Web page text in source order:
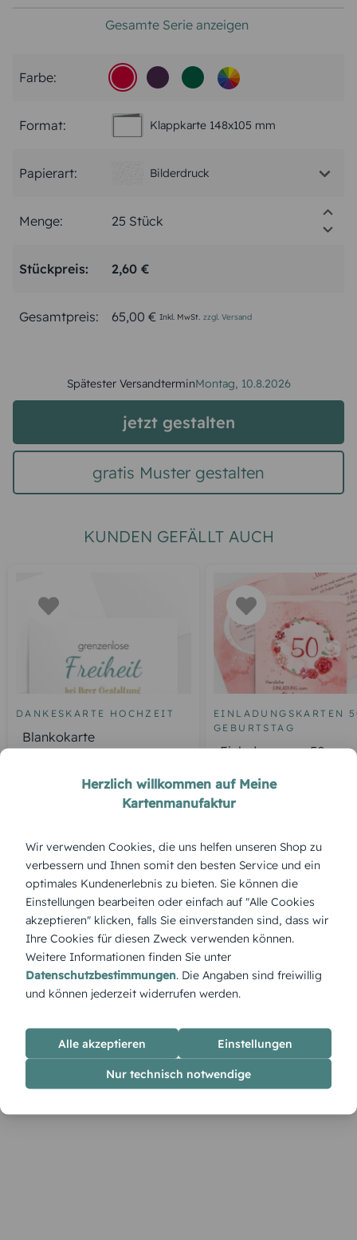
Gesamte Serie anzeigen
Farbe:
Format: Klappkarte 148x105 mm
Papierart: Bilderdruck
Menge:
Stückpreis: 2,60 €
Gesamtpreis: 65,00 € Inkl. MwSt. zzgl. Versand
Spätester VersandterminMontag, 10.8.2026
jetzt gestalten
gratis Muster gestalten
KUNDEN GEFÄLLT AUCH
DANKESKARTE HOCHZEIT
Blankokarte
EINLADUNGSKARTEN
GEBURTSTAG
Einladung zum 50.
ÜBERBLICK:
Produktbeschreibung
Retro-Vibes inklusive: Die Einladung „Testbild“ spielt mit
nostalgischer TV-Optik und bringt Farbe und Charakter auf
den Tisch. Ideal für Technikfans oder alle, die mit einem
Augenzwinkern zum Geburtstag laden wollen.
Herzlich willkommen auf Meine
Kartenmanufaktur
Wir verwenden Cookies, die uns helfen unseren Shop zu
verbessern und Ihnen somit den besten Service und ein
optimales Kundenerlebnis zu bieten. Sie können die
Einstellungen bearbeiten oder einfach auf "Alle Cookies
akzeptieren" klicken, falls Sie einverstanden sind, dass wir
Ihre Cookies für diesen Zweck verwenden können.
Weitere Informationen finden Sie unter
Datenschutzbestimmungen. Die Angaben sind freiwillig
und können jederzeit widerrufen werden.
Alle akzeptieren Einstellungen
Nur technisch notwendige